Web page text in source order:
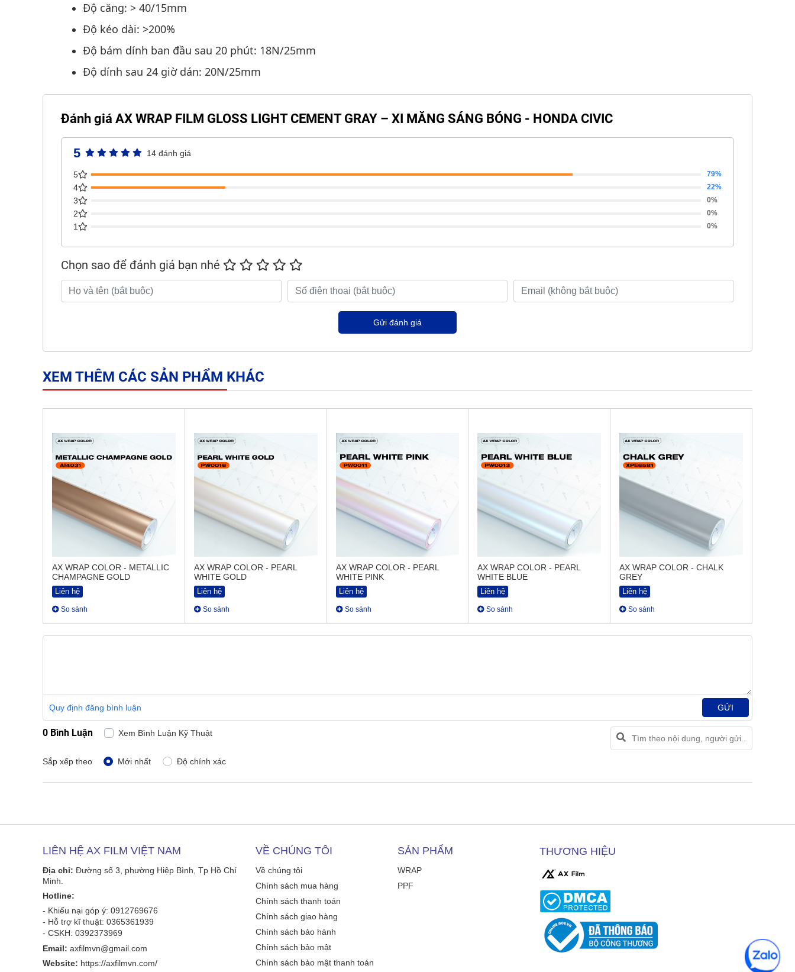
Độ căng: > 40/15mm
Độ kéo dài: >200%
Độ bám dính ban đầu sau 20 phút: 18N/25mm
Độ dính sau 24 giờ dán: 20N/25mm
Đánh giá AX WRAP FILM GLOSS LIGHT CEMENT GRAY – XI MĂNG SÁNG BÓNG - HONDA CIVIC
5 14 đánh giá
5 79%
4 22%
3 0%
2 0%
1 0%
Chọn sao để đánh giá bạn nhé
Gửi đánh giá
XEM THÊM CÁC SẢN PHẨM KHÁC
AX WRAP COLOR - METALLIC
CHAMPAGNE GOLD
Liên hệ
So sánh
AX WRAP COLOR - PEARL
WHITE GOLD
Liên hệ
So sánh
AX WRAP COLOR - PEARL
WHITE PINK
Liên hệ
So sánh
AX WRAP COLOR - PEARL
WHITE BLUE
Liên hệ
So sánh
AX WRAP COLOR - CHALK
GREY
Liên hệ
So sánh
Quy định đăng bình luận GỬI
0 Bình Luận Xem Bình Luận Kỹ Thuật
Sắp xếp theo Mới nhất Độ chính xác
LIÊN HỆ AX FILM VIỆT NAM
Địa chỉ: Đường số 3, phường Hiệp Bình, Tp Hồ Chí
Minh.
Hotline:
- Khiếu nại góp ý: 0912769676
- Hỗ trợ kĩ thuật: 0365361939
- CSKH: 0392373969
Email: axfilmvn@gmail.com
Website: https://axfilmvn.com/
VỀ CHÚNG TÔI
Về chúng tôi
Chính sách mua hàng
Chính sách thanh toán
Chính sách giao hàng
Chính sách bảo hành
Chính sách bảo mật
Chính sách bảo mật thanh toán
SẢN PHẨM
WRAP
PPF
THƯƠNG HIỆU